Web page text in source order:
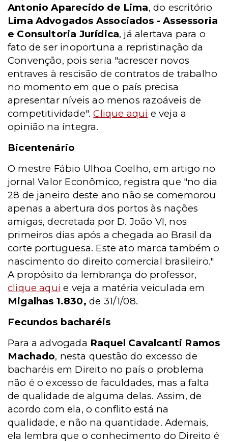
Antonio Aparecido de Lima, do escritório
Lima Advogados Associados - Assessoria
e Consultoria Jurídica, já alertava para o
fato de ser inoportuna a repristinação da
Convenção, pois seria "acrescer novos
entraves à rescisão de contratos de trabalho
no momento em que o país precisa
apresentar níveis ao menos razoáveis de
competitividade".Clique aqui e veja a
opinião na íntegra.
Bicentenário
O mestre Fábio Ulhoa Coelho, em artigo no
jornal Valor Econômico, registra que "no dia
28 de janeiro deste ano não se comemorou
apenas a abertura dos portos às nações
amigas, decretada por D. João VI, nos
primeiros dias após a chegada ao Brasil da
corte portuguesa. Este ato marca também o
nascimento do direito comercial brasileiro."
A propósito da lembrança do professor,
clique aqui e veja a matéria veiculada em
Migalhas 1.830, de 31/1/08.
Fecundos bacharéis
Para a advogada Raquel Cavalcanti Ramos
Machado, nesta questão do excesso de
bacharéis em Direito no país o problema
não é o excesso de faculdades, mas a falta
de qualidade de alguma delas. Assim, de
acordo com ela, o conflito está na
qualidade, e não na quantidade. Ademais,
ela lembra que o conhecimento do Direito é